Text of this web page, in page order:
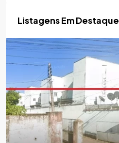
Listagens Em Destaque